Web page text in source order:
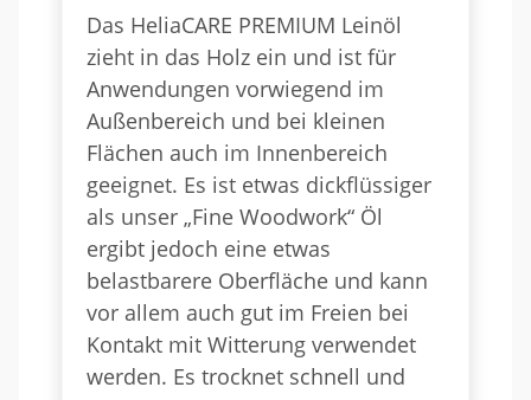
Das HeliaCARE PREMIUM Leinöl
zieht in das Holz ein und ist für
Anwendungen vorwiegend im
Außenbereich und bei kleinen
Flächen auch im Innenbereich
geeignet. Es ist etwas dickflüssiger
als unser „Fine Woodwork“ Öl
ergibt jedoch eine etwas
belastbarere Oberfläche und kann
vor allem auch gut im Freien bei
Kontakt mit Witterung verwendet
werden. Es trocknet schnell und